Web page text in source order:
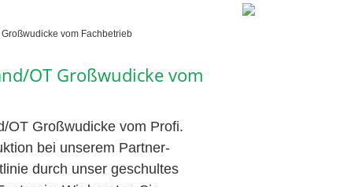
vom Fachbetrieb
OT Großwudicke vom
OT Großwudicke vom Profi.
bei unserem Partner-
durch unser geschultes